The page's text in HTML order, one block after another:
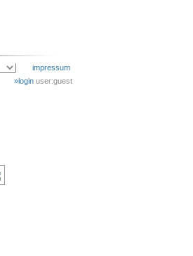
impressum
»login user:guest